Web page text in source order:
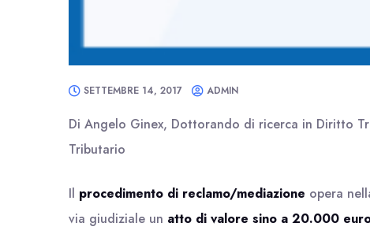
SETTEMBRE 14, 2017 ADMIN
Di Angelo Ginex, Dottorando di ricerca in Diritto
Tributario
Il procedimento di reclamo/mediazione opera
via giudiziale un atto di valore sino a 20.000